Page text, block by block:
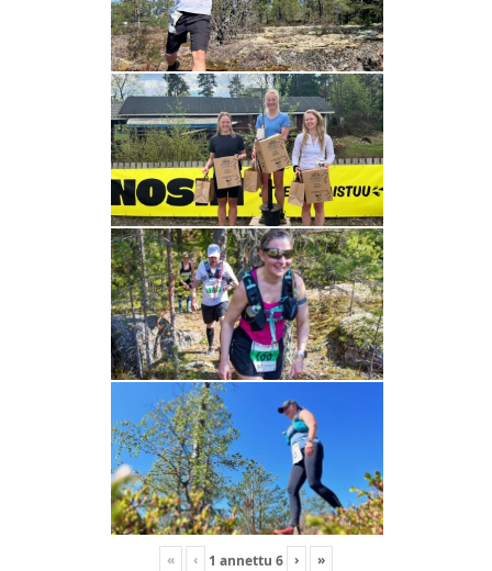
« ‹ 1 annettu 6 › »